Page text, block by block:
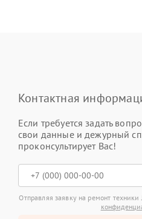
Контактная
Если требуется задать
свои данные и дежурный
проконсультирует Вас!
Отправляя заявку на ремонт техники